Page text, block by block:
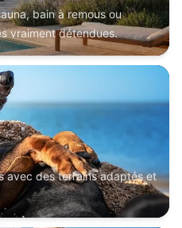
bain à remous ou
vraiment détendues.
avec des terrains adaptés et